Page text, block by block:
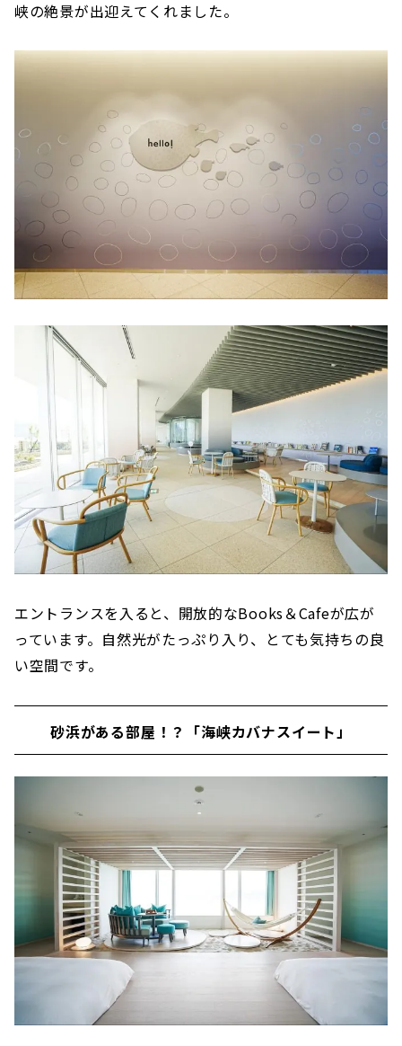
峡の絶景が出迎えてくれました。
エントランスを入ると、開放的なBooks＆Cafeが広が
っています。自然光がたっぷり入り、とても気持ちの良
い空間です。
砂浜がある部屋！？「海峡カバナスイート」